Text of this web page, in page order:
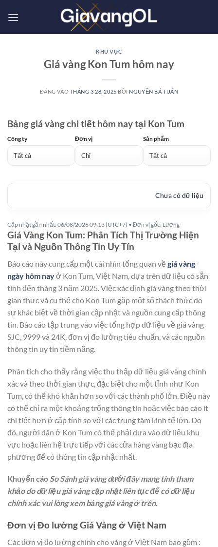
qua
KHU VỰC
Giá vàng Kon Tum hôm nay
ĐĂNG VÀO THÁNG 3 28, 2025 BỞI NGUYỄN BÁ TUẤN
Bảng giá vàng chi tiết hôm nay tại Kon Tum
Công ty Đơn vị Sản phẩm
Chưa có dữ liệu
Cập nhật gần nhất: 06/08/2026 09:13 (UTC+7) • Đơn vị gốc: Lượng
Giá Vàng Kon Tum: Phân Tích Thị Trường Hiện
Tại và Nguồn Thông Tin Uy Tín
Báo cáo này cung cấp một cái nhìn tổng quan về giá vàng
ngày hôm nay​ ở Kon Tum, Việt Nam, dựa trên dữ liệu có sẵn
tính đến tháng 3 năm 2025. Việc xác định giá vàng theo thời
gian thực và cụ thể cho Kon Tum gặp một số thách thức do
sự khác biệt về thời gian cập nhật và nguồn cung cấp thông
tin. Báo cáo tập trung vào việc tổng hợp dữ liệu về giá vàng
SJC, 9999 và 24K, đơn vị đo lường tiêu chuẩn, và các nguồn
thông tin uy tín tiềm năng.
Phân tích cho thấy rằng việc thu thập dữ liệu giá vàng chính
xác và theo thời gian thực, đặc biệt cho một tỉnh như Kon
Tum, có thể khó khăn hơn so với các thành phố lớn. Điều này
có thể chỉ ra một khoảng trống thông tin hoặc việc báo cáo ít
chi tiết hơn ở cấp tỉnh so với các trung tâm kinh tế lớn. Do
đó, người dân ở Kon Tum có thể phải dựa vào dữ liệu khu
vực hoặc liên hệ trực tiếp với các cửa hàng vàng bạc địa
phương để có thông tin cập nhật nhất.
Khuyến cáo So Sánh giá vàng dưới đây mang tính tham
khảo do dữ liệu giá vàng cập nhật liên tục để có dữ liệu
chính xác vui lòng xem bảng giá vàng ở trên.
Đơn vị Đo lường Giá Vàng ở Việt Nam
Các đơn vị đo lường chính cho vàng ở Việt Nam bao gồm :